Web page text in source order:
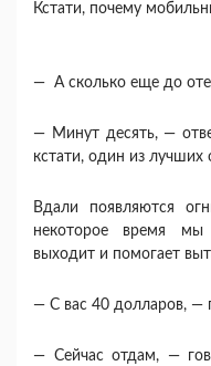
Кстати, почему
— А сколько еще до
— Минут десять, —
кстати, один из лучших
Вдали появляются
некоторое время
выходит и помогает
— С вас 40 долларов, —
— Сейчас отдам, —